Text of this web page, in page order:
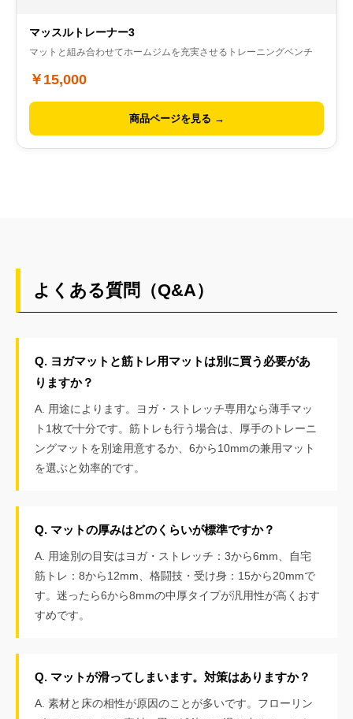
マッスルトレーナー3
マットと組み合わせてホームジムを充実させるトレーニングベンチ
￥15,000
商品ページを見る →
よくある質問（Q&A）
Q. ヨガマットと筋トレ用マットは別に買う必要があ
りますか？
A. 用途によります。ヨガ・ストレッチ専用なら薄手マッ
ト1枚で十分です。筋トレも行う場合は、厚手のトレーニ
ングマットを別途用意するか、6から10mmの兼用マット
を選ぶと効率的です。
Q. マットの厚みはどのくらいが標準ですか？
A. 用途別の目安はヨガ・ストレッチ：3から6mm、自宅
筋トレ：8から12mm、格闘技・受け身：15から20mmで
す。迷ったら6から8mmの中厚タイプが汎用性が高くおす
すめです。
Q. マットが滑ってしまいます。対策はありますか？
A. 素材と床の相性が原因のことが多いです。フローリン